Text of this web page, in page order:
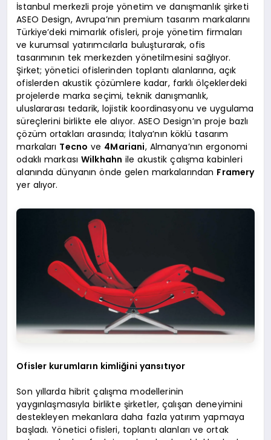
İstanbul merkezli proje yönetim ve danışmanlık şirketi
ASEO Design, Avrupa’nın premium tasarım markalarını
Türkiye’deki mimarlık ofisleri, proje yönetim firmaları
ve kurumsal yatırımcılarla buluşturarak, ofis
tasarımının tek merkezden yönetilmesini sağlıyor.
Şirket; yönetici ofislerinden toplantı alanlarına, açık
ofislerden akustik çözümlere kadar, farklı ölçeklerdeki
projelerde marka seçimi, teknik danışmanlık,
uluslararası tedarik, lojistik koordinasyonu ve uygulama
süreçlerini birlikte ele alıyor. ASEO Design’ın proje bazlı
çözüm ortakları arasında; İtalya’nın köklü tasarım
markaları Tecno ve 4Mariani, Almanya’nın ergonomi
odaklı markası Wilkhahn ile akustik çalışma kabinleri
alanında dünyanın önde gelen markalarından Framery
yer alıyor.
Ofisler kurumların kimliğini yansıtıyor
Son yıllarda hibrit çalışma modellerinin
yaygınlaşmasıyla birlikte şirketler, çalışan deneyimini
destekleyen mekanlara daha fazla yatırım yapmaya
başladı. Yönetici ofisleri, toplantı alanları ve ortak